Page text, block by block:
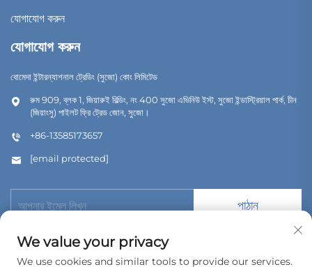
যোগাযোগ করুন
যোগাযোগ করুন
বোমেদা ইন্টারন্যাশনাল ট্রেডিং (সুজো) কোং লিমিটেড
রুম 909, ব্লক 1, জিয়ারুই বিল্ডিং, নং 400 সুজো এভিনিউ ইস্ট, সুজো ইন্ডাস্ট্রিয়াল পার্ক, চীন
(জিয়াংসু) পাইলট ফ্রি ট্রেড জোন, সুজো।
+86-13585173657
[email protected]
পাঠান
We value your privacy
We use cookies and similar tools to provide our services.